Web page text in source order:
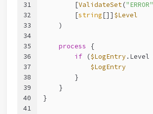
31
32
33
34
35
36
37
38
39
40
41
        [
ValidateSet("ERROR"
        [
string[]] $Level
    )
process {
if ($LogEntry .Level
$LogEntry
        }
    }
}